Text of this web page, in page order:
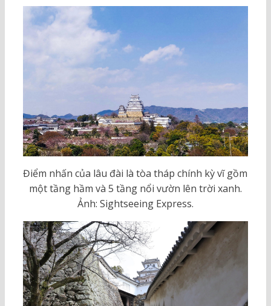
Điểm nhấn của lâu đài là tòa tháp chính kỳ vĩ gồm
một tầng hầm và 5 tầng nổi vườn lên trời xanh.
Ảnh: Sightseeing Express.